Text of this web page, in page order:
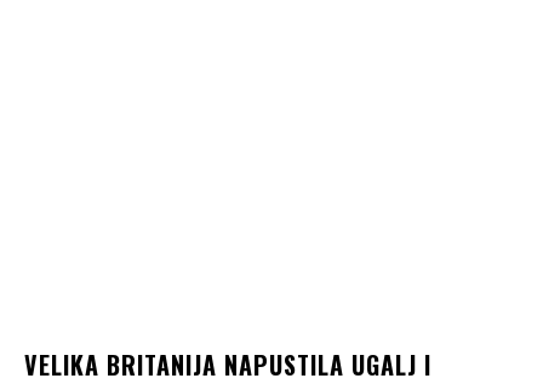
VELIKA BRITANIJA NAPUSTILA UGALJ I